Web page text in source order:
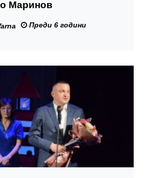
Маринов
Преди 6 години